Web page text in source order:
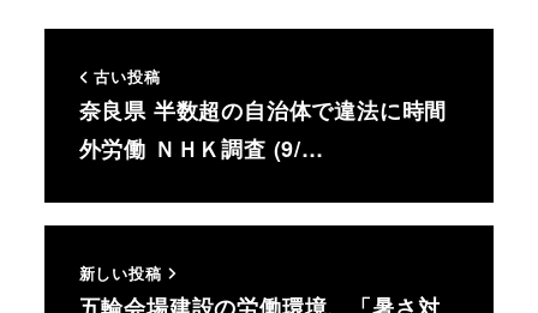
古い投稿
奈良県 半数超の自治体で違法に時間
外労働 ＮＨＫ調査 (9/…
新しい投稿